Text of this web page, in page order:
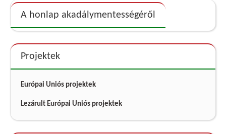
A honlap akadálymentességéről
Projektek
Európai Uniós projektek
Lezárult Európai Uniós projektek